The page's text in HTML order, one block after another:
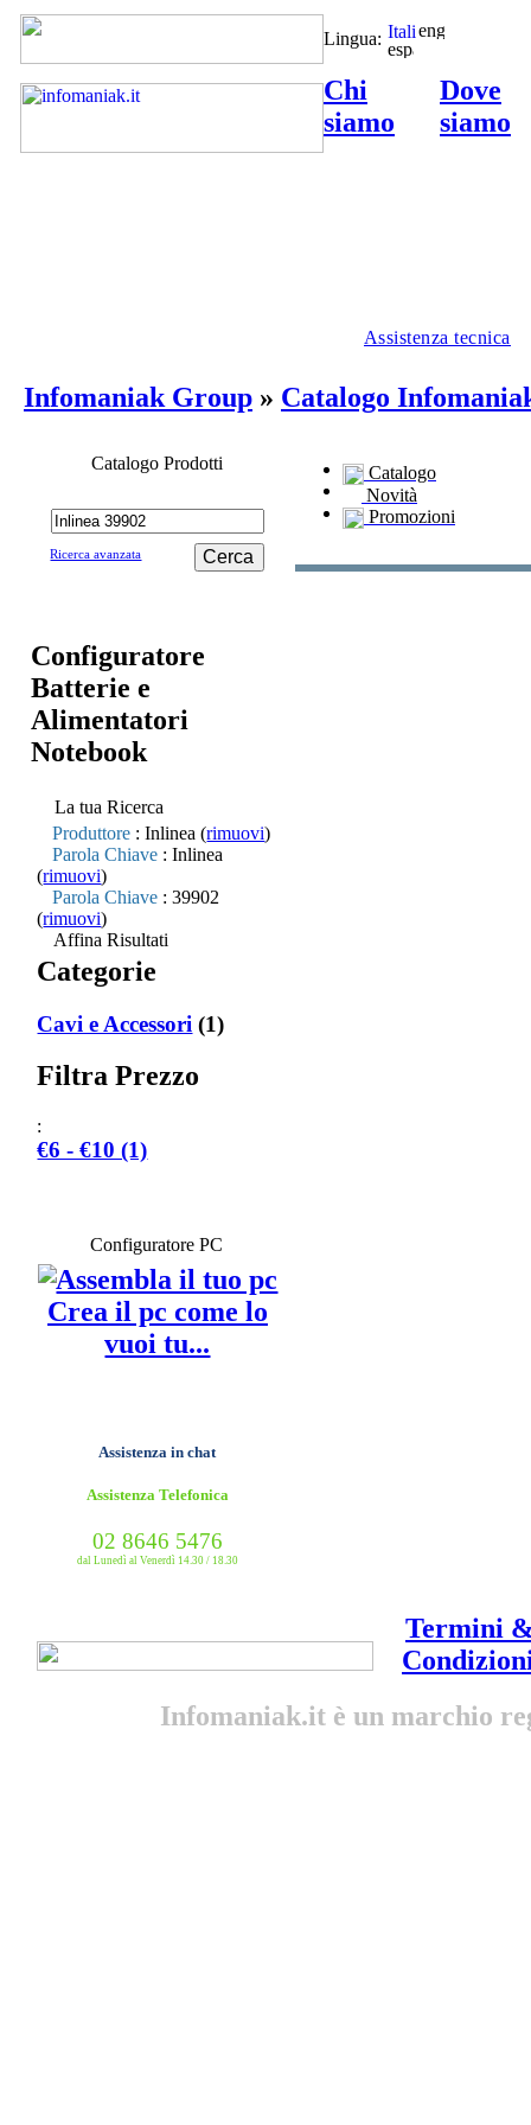
Lingua:
Chi
siamo
Dove
siamo
Assistenza tecnica
Infomaniak Group » Catalogo
Catalogo Prodotti
Ricerca avanzata Cerca
Configuratore
Batterie e
Alimentatori
Notebook
La tua Ricerca
Produttore : Inlinea (rimuovi)
Parola Chiave : Inlinea
(rimuovi)
Parola Chiave : 39902
(rimuovi)
Affina Risultati
Categorie
Cavi e Accessori (1)
Filtra Prezzo
:
€6 - €10 (1)
Configuratore PC
Crea il pc come lo
vuoi tu...
Assistenza in chat
Assistenza Telefonica
02 8646 5476
dal Lunedì al Venerdì 14.30 / 18.30
Catalogo
Novità
Promozioni
Termini
Infomaniak.it è un marchio